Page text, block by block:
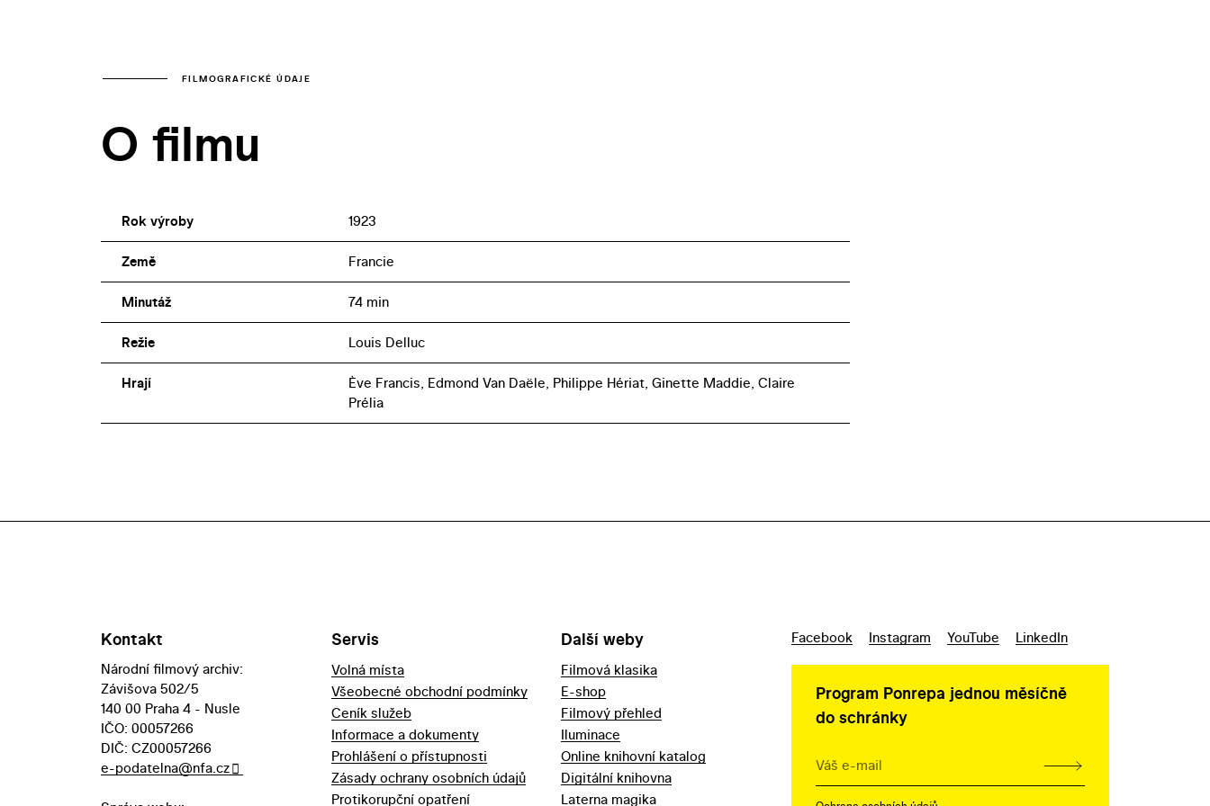
FILMOGRAFICKÉ ÚDAJE
O filmu
Rok výroby 1923
Země Francie
Minutáž 74 min
Režie Louis Delluc
Hrají
Ève Francis, Edmond Van Daële, Philippe Hériat, Ginette Maddie, Claire
Prélia
Kontakt
Národní filmový archiv:
Závišova 502/5
140 00 Praha 4 - Nusle
IČO: 00057266
DIČ: CZ00057266
e-podatelna@nfa.cz
Servis
Volná místa
Všeobecné obchodní podmínky
Ceník služeb
Informace a dokumenty
Prohlášení o přístupnosti
Zásady ochrany osobních údajů
Protikorupční opatření
Další weby
Filmová klasika
E-shop
Filmový přehled
Iluminace
Online knihovní katalog
Digitální knihovna
Laterna magika
Facebook Instagram YouTube LinkedIn
Program Ponrepa jednou měsíčně
do schránky